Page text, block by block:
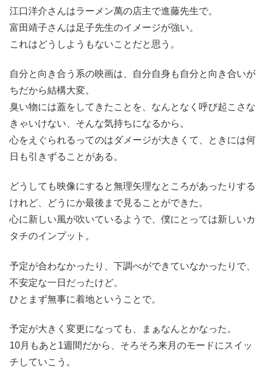
江口洋介さんはラーメン萬の店主で進藤先生で。
富田靖子さんは足子先生のイメージが強い。
これはどうしようもないことだと思う。
自分と向き合う系の映画は、自分自身も自分と向き合いが
ちだから結構大変。
臭い物には蓋をしてきたことを、なんとなく呼び起こさな
きゃいけない、そんな気持ちになるから。
心をえぐられるってのはダメージが大きくて、ときには何
日も引きずることがある。
どうしても映像にすると無理矢理なところがあったりする
けれど、どうにか最後まで見ることができた。
心に新しい風が吹いているようで、僕にとっては新しいカ
タチのインプット。
予定が合わなかったり、下調べができていなかったりで、
不安定な一日だったけど。
ひとまず無事に着地ということで。
予定が大きく変更になっても、まぁなんとかなった。
10月もあと1週間だから、そろそろ来月のモードにスイッ
チしていこう。